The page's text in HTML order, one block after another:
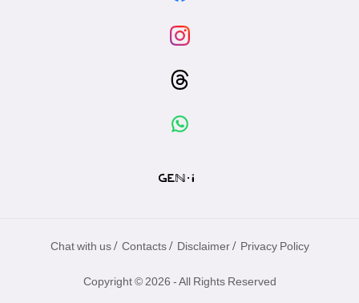
Chat with us / Contacts / Disclaimer / Privacy Policy
Copyright © 2026 - All Rights Reserved